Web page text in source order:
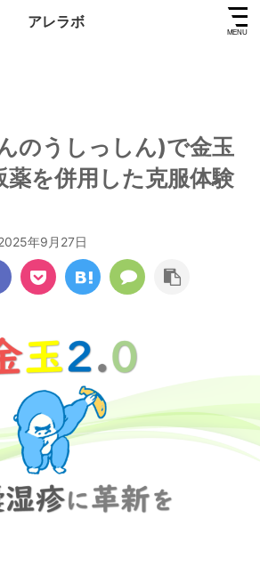
アレラボ
のうしっしん)で金玉
薬を併用した克服体験
年9月27日